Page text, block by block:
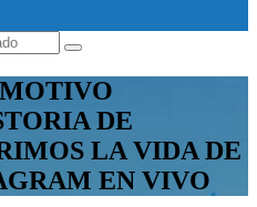
DE
LA VIDA DE
EN VIVO